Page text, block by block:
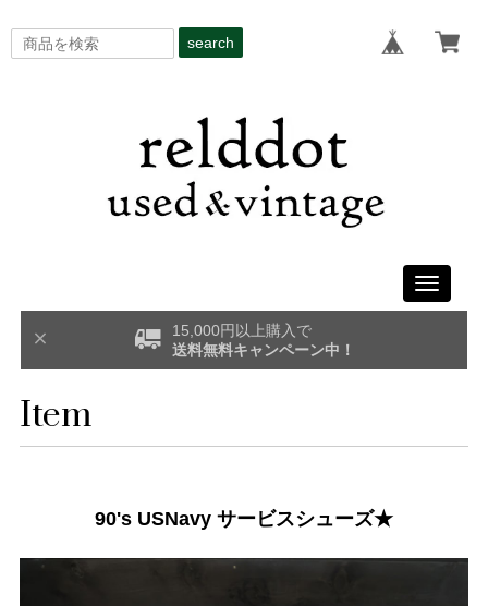
search
Toggle
15,000円以上購入で
送料無料キャンペーン中！
Item
90's USNavy サービスシューズ★